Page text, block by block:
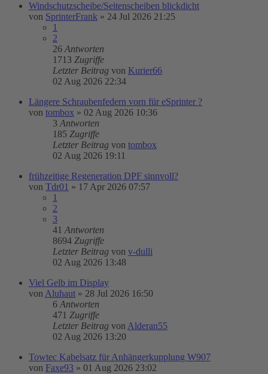
Windschutzscheibe/Seitenscheiben blickdicht
von SprinterFrank » 24 Jul 2026 21:25
1
2
26 Antworten
1713 Zugriffe
Letzter Beitrag von Kurier66
02 Aug 2026 22:34
Längere Schraubenfedern vorn für eSprinter ?
von tombox » 02 Aug 2026 10:36
3 Antworten
185 Zugriffe
Letzter Beitrag von tombox
02 Aug 2026 19:11
frühzeitige Regeneration DPF sinnvoll?
von Tdr01 » 17 Apr 2026 07:57
1
2
3
41 Antworten
8694 Zugriffe
Letzter Beitrag von v-dulli
02 Aug 2026 13:48
Viel Gelb im Display
von Aluhaut » 28 Jul 2026 16:50
6 Antworten
471 Zugriffe
Letzter Beitrag von Alderan55
02 Aug 2026 13:20
Towtec Kabelsatz für Anhängerkupplung W907
von Faxe93 » 01 Aug 2026 23:02